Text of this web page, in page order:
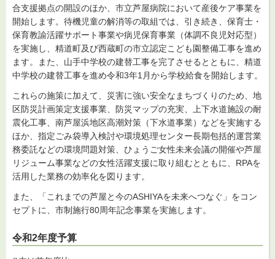
合支援拠点の開設のほか、市立芦屋病院において産後ケア事業を
開始します。待機児童の解消等の取組では、引き続き、保育士・
保育教諭活躍サポート事業や病児保育事業（体調不良児対応型）
を実施し、精道町及び西蔵町の市立認定こども園整備工事を進め
ます。また、山手中学校の建替工事を完了させるとともに、精道
中学校の建替工事を進め令和3年1月から学校給食を開始します。
これらの施策に加えて、災害に強い安全なまちづくりのため、地
区防災計画策定支援事業、防災マップの充実、上下水道施設の耐
震化工事、南芦屋浜地区高潮対策（下水道事業）などを実施する
ほか、指定ごみ袋導入検討や環境処理センター長期包括的運営業
務委託などの環境問題対策、ひょうご女性未来会議の開催や芦屋
リジューム事業などの女性活躍支援に取り組むとともに、RPAを
活用した業務の効率化を図ります。
また、「これまでの芦屋と今のASHIYAを未来へつなぐ」をコン
セプトに、市制施行80周年記念事業を実施します。
令和2年度予算